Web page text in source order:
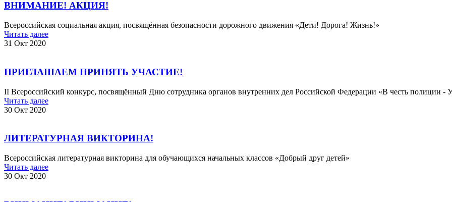
ВНИМАНИЕ! АКЦИЯ!
Всероссийская социальная акция, посвящённая безопасности дорожного движения «Дети! Дорога! Жизнь!»
Читать далее
31 Окт 2020
ПРИГЛАШАЕМ ПРИНЯТЬ УЧАСТИЕ!
II Всероссийский конкурс, посвящённый Дню сотрудника органов внутренних дел Российской Федерации «В честь полиции -
Читать далее
30 Окт 2020
ЛИТЕРАТУРНАЯ ВИКТОРИНА!
Всероссийская литературная викторина для обучающихся начальных классов «Добрый друг детей»
Читать далее
30 Окт 2020